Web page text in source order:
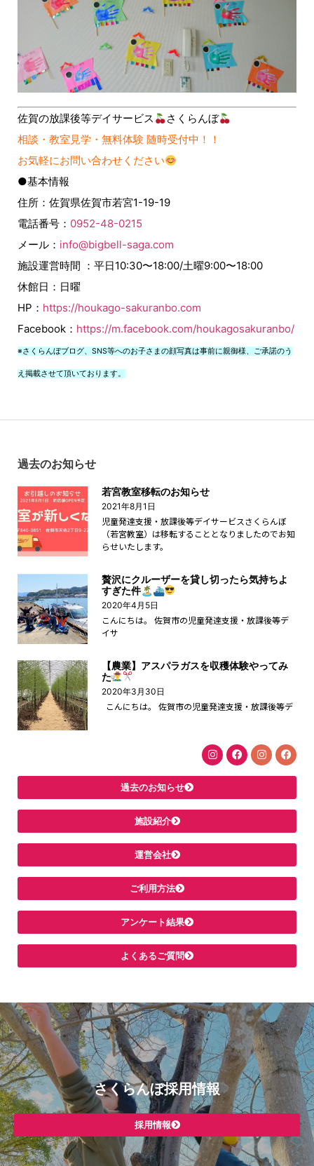
佐賀の放課後等デイサービス
さくらんぼ
相談・教室見学・無料体験 随時受付中！！
お気軽にお問い合わせください
●基本情報
住所：佐賀県佐賀市若宮1-19-19
電話番号： 0952-48-0215
メール： info@bigbell-saga.com
施設運営時間 ：平日10:30〜18:00/土曜9:00〜18:00
休館日：日曜
HP： https://houkago-sakuranbo.com
Facebook： https://m.facebook.com/houkagosakuranbo/
※さくらんぼブログ、SNS等へのお子さまの顔写真は事前に親御様、ご承諾のう
え掲載させて頂いております。
過去のお知らせ
若宮教室移転のお知らせ
2021年8月1日
児童発達支援・放課後等デイサービスさくらんぼ
（若宮教室）は移転することとなりましたのでお知
らせいたします。
贅沢にクルーザーを貸し切ったら気持ちよ
すぎた件🏝⛴
2020年4月5日
こんにちは。 佐賀市の児童発達支援・放課後等デ
イサ
【農業】アスパラガスを収穫体験やってみ
た
2020年3月30日
こんにちは。 佐賀市の児童発達支援・放課後等デ
過去のお知らせ
施設紹介
運営会社
ご利用方法
アンケート結果
よくあるご質問
さくらんぼ採用情報
採用情報